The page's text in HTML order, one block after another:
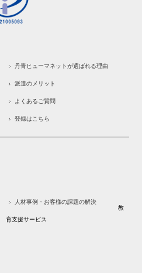
丹青ヒューマネットが選ばれる理由
派遣のメリット
よくあるご質問
登録はこちら
人材事例・お客様の課題の解決
教
育支援サービス